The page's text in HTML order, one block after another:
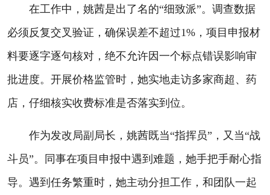
在工作中，姚茜是出了名的“细致派”。调查数据
必须反复交叉验证，确保误差不超过1%，项目申报材
料要逐字逐句核对，绝不允许因一个标点错误影响审
批进度。开展价格监管时，她实地走访多家商超、药
店，仔细核实收费标准是否落实到位。
作为发改局副局长，姚茜既当“指挥员”，又当“战
斗员”。同事在项目申报中遇到难题，她手把手耐心指
导。遇到任务繁重时，她主动分担工作，和团队一起